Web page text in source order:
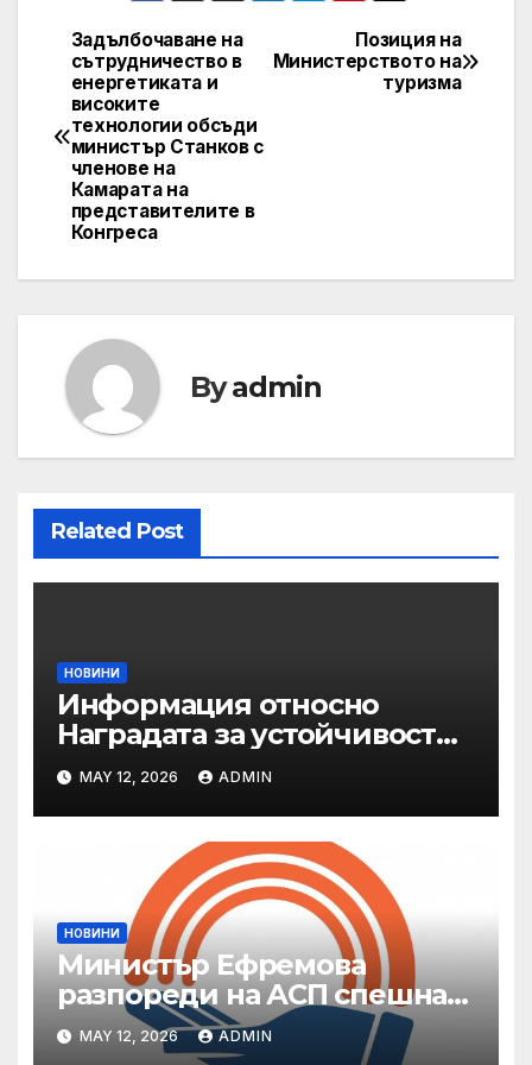
Post
navigation
Позиция на
Министерството на
туризма
Задълбочаване на
сътрудничество в
енергетиката и
високите
технологии обсъди
министър Станков с
членове на
Камарата на
представителите в
Конгреса
Byadmin
Related Post
НОВИНИ
Информация относно
Наградата за устойчивост
на ОАЕ „Зайед“
MAY 12, 2026 ADMIN
НОВИНИ
Министър Ефремова
разпореди на АСП спешна
готовност за оказване на
подкрепа на пострадали от
MAY 12, 2026 ADMIN